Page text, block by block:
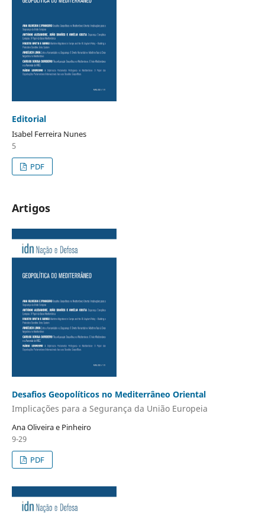
Editorial
Isabel Ferreira Nunes
5
PDF
Artigos
​Desafios Geopolíticos no Mediterrâneo Oriental
Implicações para a Segurança ​​da União Europeia​
Ana Oliveira e Pinheiro
9-29
PDF